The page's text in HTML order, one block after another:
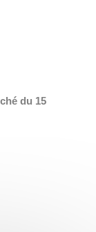
du 15